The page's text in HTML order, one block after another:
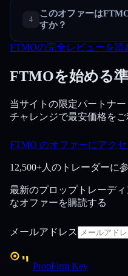
このオファーは
すか？
FTMOの完全レビューを
FTMOを始める
当サイトの限定パートナ
チャレンジで最安価格をご
FTMO のオファーにアクセ
12,500+人のトレーダーに
最新のプロップトレーデ
なオファーを購読する
メールアドレス
PropFirm Key